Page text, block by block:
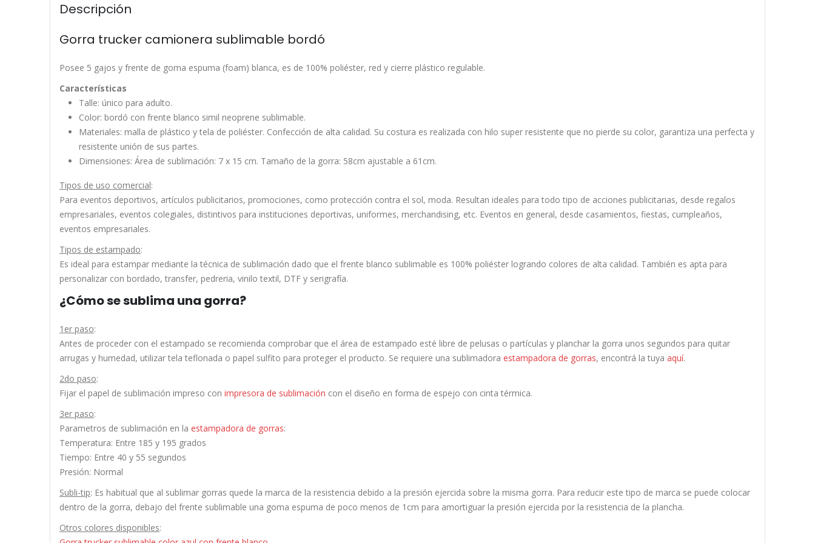
Descripción
Gorra trucker camionera sublimable bordó
Posee 5 gajos y frente de goma espuma (foam) blanca, es de 100% poliéster, red y cierre plástico regulable.
Características
Talle: único para adulto.
Color: bordó con frente blanco simil neoprene sublimable.
Materiales: malla de plástico y tela de poliéster. Confección de alta calidad. Su costura es realizada con hilo super resistente que no pierde su color, garantiza una perfecta y
resistente unión de sus partes.
Dimensiones: Área de sublimación: 7 x 15 cm. Tamaño de la gorra: 58cm ajustable a 61cm.
Tipos de uso comercial:
Para eventos deportivos, artículos publicitarios, promociones, como protección contra el sol, moda. Resultan ideales para todo tipo de acciones publicitarias, desde regalos
empresariales, eventos colegiales, distintivos para instituciones deportivas, uniformes, merchandising, etc. Eventos en general, desde casamientos, fiestas, cumpleaños,
eventos empresariales.
Tipos de estampado:
Es ideal para estampar mediante la técnica de sublimación dado que el frente blanco sublimable es 100% poliéster logrando colores de alta calidad. También es apta para
personalizar con bordado, transfer, pedreria, vinilo textil, DTF y serigrafía.
¿Cómo se sublima una gorra?
1er paso:
Antes de proceder con el estampado se recomienda comprobar que el área de estampado esté libre de pelusas o partículas y planchar la gorra unos segundos para quitar
arrugas y humedad, utilizar tela teflonada o papel sulfito para proteger el producto. Se requiere una sublimadora estampadora de gorras, encontrá la tuya aquí.
2do paso:
Fijar el papel de sublimación impreso con impresora de sublimación con el diseño en forma de espejo con cinta térmica.
3er paso:
Parametros de sublimación en la estampadora de gorras:
Temperatura: Entre 185 y 195 grados
Tiempo: Entre 40 y 55 segundos
Presión: Normal
Subli-tip: Es habitual que al sublimar gorras quede la marca de la resistencia debido a la presión ejercida sobre la misma gorra. Para reducir este tipo de marca se puede colocar
dentro de la gorra, debajo del frente sublimable una goma espuma de poco menos de 1cm para amortiguar la presión ejercida por la resistencia de la plancha.
Otros colores disponibles: